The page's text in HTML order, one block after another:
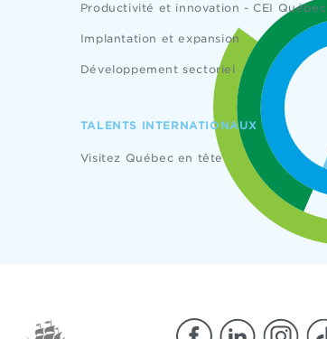
Productivité et innovation - CEI Québec
Implantation et expansion
Développement sectoriel
TALENTS INTERNATIONAUX
Visitez Québec en tête